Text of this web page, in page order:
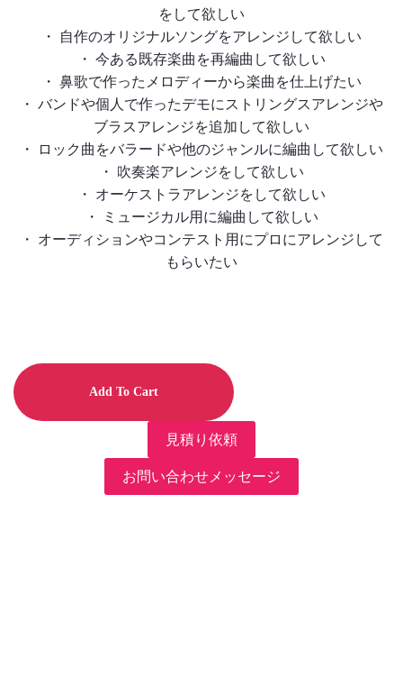
をして欲しい
・ 自作のオリジナルソングをアレンジして欲しい
・ 今ある既存楽曲を再編曲して欲しい
・ 鼻歌で作ったメロディーから楽曲を仕上げたい
・ バンドや個人で作ったデモにストリングスアレンジや
ブラスアレンジを追加して欲しい
・ ロック曲をバラードや他のジャンルに編曲して欲しい
・ 吹奏楽アレンジをして欲しい
・ オーケストラアレンジをして欲しい
・ ミュージカル用に編曲して欲しい
・ オーディションやコンテスト用にプロにアレンジして
もらいたい
Add To Cart
見積り依頼
お問い合わせメッセージ